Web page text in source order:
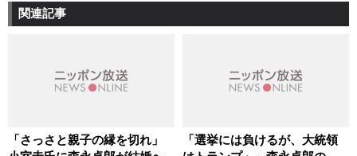
関連記事
「さっさと親子の縁を切れ」
「選挙には負けるが、大統領